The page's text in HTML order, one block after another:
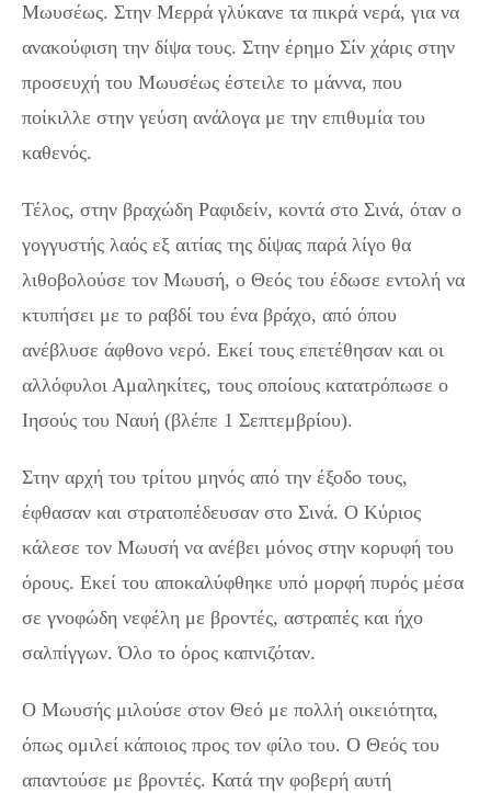
Μωυσέως. Στην Μερρά γλύκανε τα πικρά νερά, για να
ανακούφιση την δίψα τους. Στην έρημο Σίν χάρις στην
προσευχή του Μωυσέως έστειλε το μάννα, που
ποίκιλλε στην γεύση ανάλογα με την επιθυμία του
καθενός.
Τέλος, στην βραχώδη Ραφιδείν, κοντά στο Σινά, όταν ο
γογγυστής λαός εξ αιτίας της δίψας παρά λίγο θα
λιθοβολούσε τον Μωυσή, ο Θεός του έδωσε εντολή να
κτυπήσει με το ραβδί του ένα βράχο, από όπου
ανέβλυσε άφθονο νερό. Εκεί τους επετέθησαν και οι
αλλόφυλοι Αμαληκίτες, τους οποίους κατατρόπωσε ο
Ιησούς του Ναυή (βλέπε 1 Σεπτεμβρίου).
Στην αρχή του τρίτου μηνός από την έξοδο τους,
έφθασαν και στρατοπέδευσαν στο Σινά. Ο Κύριος
κάλεσε τον Μωυσή να ανέβει μόνος στην κορυφή του
όρους. Εκεί του αποκαλύφθηκε υπό μορφή πυρός μέσα
σε γνοφώδη νεφέλη με βροντές, αστραπές και ήχο
σαλπίγγων. Όλο το όρος καπνιζόταν.
Ο Μωυσής μιλούσε στον Θεό με πολλή οικειότητα,
όπως ομιλεί κάποιος προς τον φίλο του. Ο Θεός του
απαντούσε με βροντές. Κατά την φοβερή αυτή